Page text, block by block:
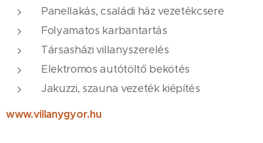
Panellakás, családi ház vezetékcsere
Folyamatos karbantartás
Társasházi villanyszerelés
Elektromos autótöltő bekötés
Jakuzzi, szauna vezeték kiépítés
www.villanygyor.hu